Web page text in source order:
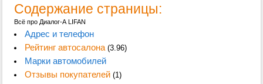
Содержание страницы:
Всё про Диалог-А LIFAN
Адрес и телефон
Рейтинг автосалона(3.96)
Марки автомобилей
Отзывы покупателей(1)